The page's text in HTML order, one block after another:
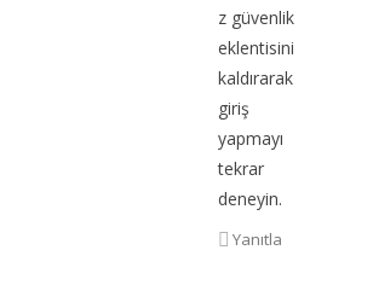
z güvenlik
eklentisini
kaldırarak
giriş
yapmayı
tekrar
deneyin.
Yanıtla